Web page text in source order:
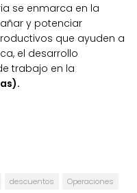
se enmarca en la
y potenciar
que ayuden a
el desarrollo
trabajo en la
descuentos Operaciones